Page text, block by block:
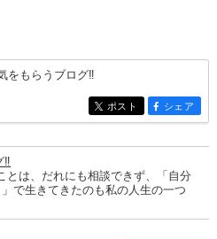
をもらうブログ‼
entry9852
ポスト entry9852
シェア
‼
とは、だれにも相談できず、「自分
で生きてきたのも私の人生の一つ